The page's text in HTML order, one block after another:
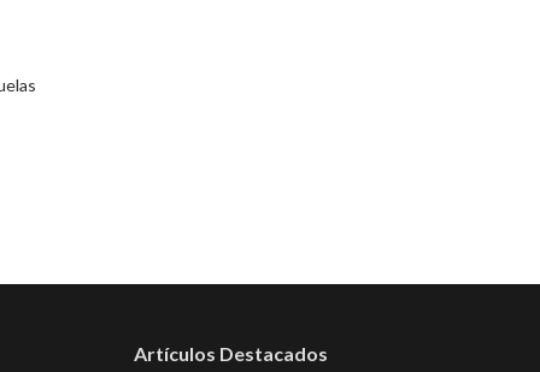
Artículos Destacados